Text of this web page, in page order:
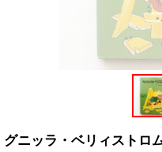
グニッラ・ベリィストロ